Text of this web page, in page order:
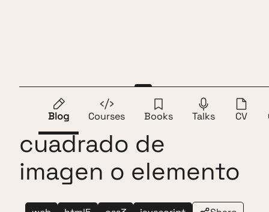
Skip to content
Blog
Courses Books Talks CV
Mantener aspecto
cuadrado de
imagen o elemento